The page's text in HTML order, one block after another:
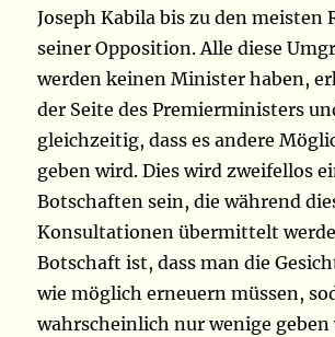
Joseph Kabila bis zu den meisten
seiner Opposition. Alle diese
werden keinen Minister haben,
der Seite des Premierministers
gleichzeitig, dass es andere
geben wird. Dies wird zweifellos
Botschaften sein, die während
Konsultationen übermittelt
Botschaft ist, dass man die
wie möglich erneuern müssen,
wahrscheinlich nur wenige geben